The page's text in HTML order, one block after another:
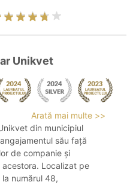
Unikvet
Arată mai multe >>
din municipiul
său față
de companie și
Localizat pe
numărul 48,